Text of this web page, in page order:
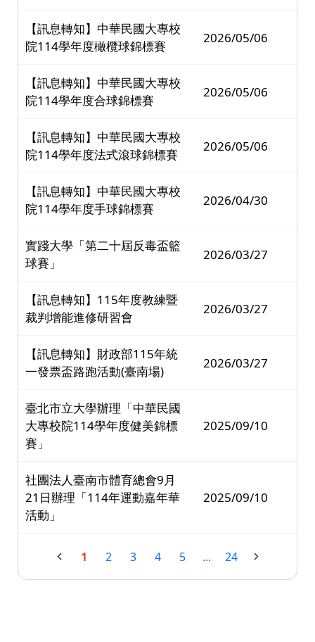
【訊息轉知】中華民國大專校
院114學年度橄欖球錦標賽
2026/05/06
【訊息轉知】中華民國大專校
院114學年度合球錦標賽
2026/05/06
【訊息轉知】中華民國大專校
院114學年度法式滾球錦標賽
2026/05/06
【訊息轉知】中華民國大專校
院114學年度手球錦標賽
2026/04/30
實踐大學「第二十屆反毒盃籃
球賽」
2026/03/27
【訊息轉知】115年度教練暨
裁判增能進修研習會
2026/03/27
【訊息轉知】財政部115年統
一發票盃路跑活動(臺南場)
2026/03/27
臺北市立大學辦理「中華民國
大專校院114學年度健美錦標
賽」
2025/09/10
社團法人臺南市體育總會9月
21日辦理「114年運動嘉年華
活動」
2025/09/10
1 2 3 4 5 ... 24